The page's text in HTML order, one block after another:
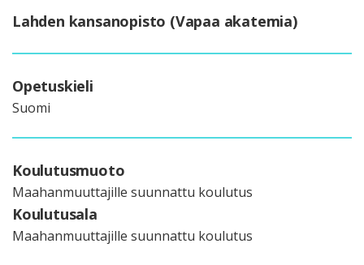
Lahden kansanopisto (Vapaa akatemia)
Opetuskieli
Suomi
Koulutusmuoto
Maahanmuuttajille suunnattu koulutus
Koulutusala
Maahanmuuttajille suunnattu koulutus